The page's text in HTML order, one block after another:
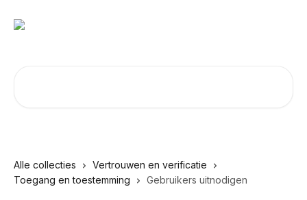
Alle collecties
Vertrouwen en verificatie
Toegang en toestemming
Gebruikers uitnodigen